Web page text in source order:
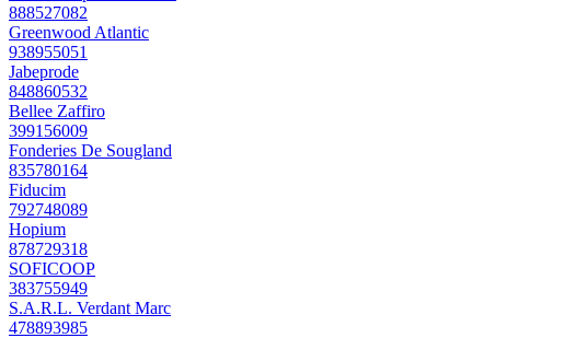
888527082
Greenwood Atlantic
938955051
Jabeprode
848860532
Bellee Zaffiro
399156009
Fonderies De Sougland
835780164
Fiducim
792748089
Hopium
878729318
SOFICOOP
383755949
S.A.R.L. Verdant Marc
478893985